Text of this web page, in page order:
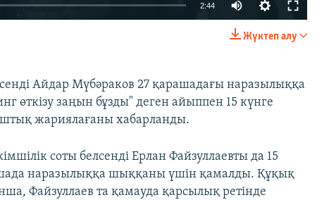
БӨЛІСІҢІЗ
2:44
Жүктеп алу
Айдар Мүбәраков 27 қарашадағы наразылыққа
өткізу заңын бұзды" деген айыппен 15 күнге
жариялағаны хабарланды.
соты белсенді Ерлан Файзуллаевты да 15
наразылыққа шыққаны үшін қамалды. Құқық
Файзуллаев та қамауда қарсылық ретінде